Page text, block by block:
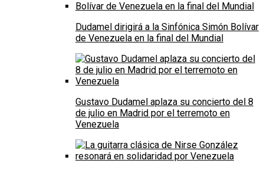
Dudamel dirigirá a la Sinfónica Simón Bolívar
de Venezuela en la final del Mundial
Gustavo Dudamel aplaza su concierto del 8
de julio en Madrid por el terremoto en
Venezuela